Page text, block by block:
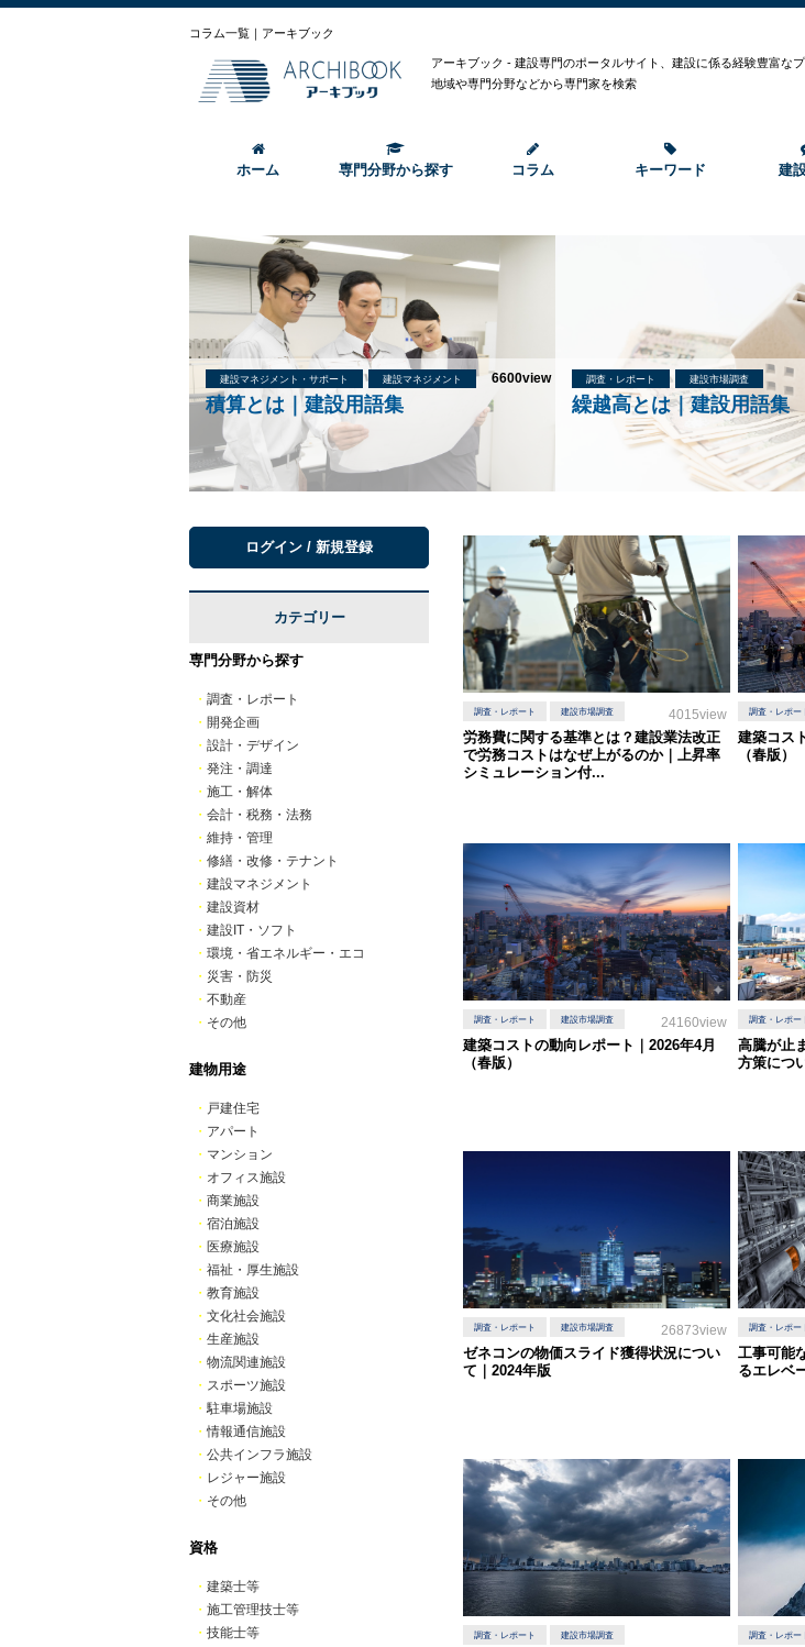
コラム一覧｜アーキブック
アーキブック - 建設専門のポータルサイト、建設に係る経験豊富な
地域や専門分野などから専門家を検索
ホーム 専門分野から探す コラム キーワード 建
建設マネジメント・サポート 建設マネジメント 6600view
積算とは｜建設用語集
調査・レポート 建設市場調査
繰越高とは｜建設用語集
調査・レポート 建設市場調査 4015view
労務費に関する基準とは？建設業法改正
で労務コストはなぜ上がるのか｜上昇率
シミュレーション付...
調査・レポー
建築コス
（春版）
調査・レポート 建設市場調査 24160view
建築コストの動向レポート｜2026年4月
（春版）
調査・レポー
高騰が止
方策につ
調査・レポート 建設市場調査 26873view
ゼネコンの物価スライド獲得状況につい
て｜2024年版
調査・レポー
工事可能
るエレベ
調査・レポート 建設市場調査 調査・レポー
ログイン / 新規登録
カテゴリー
専門分野から探す
・ 調査・レポート
・ 開発企画
・ 設計・デザイン
・ 発注・調達
・ 施工・解体
・ 会計・税務・法務
・ 維持・管理
・ 修繕・改修・テナント
・ 建設マネジメント
・ 建設資材
・ 建設IT・ソフト
・ 環境・省エネルギー・エコ
・ 災害・防災
・ 不動産
・ その他
建物用途
・ 戸建住宅
・ アパート
・ マンション
・ オフィス施設
・ 商業施設
・ 宿泊施設
・ 医療施設
・ 福祉・厚生施設
・ 教育施設
・ 文化社会施設
・ 生産施設
・ 物流関連施設
・ スポーツ施設
・駐車場施設
・情報通信施設
・ 公共インフラ施設
・ レジャー施設
・ その他
資格
・ 建築士等
・ 施工管理技士等
・ 技能士等